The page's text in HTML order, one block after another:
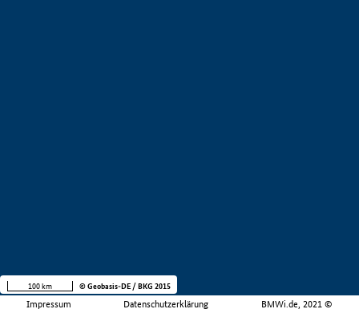
Impressum Datenschutzerklärung BMWi.de, 2021 ©
100 km © Geobasis-DE / BKG 2015